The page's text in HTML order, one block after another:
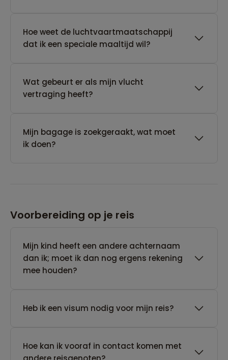
Hoe weet de luchtvaartmaatschappij
dat ik een speciale maaltijd wil?
Wat gebeurt er als mijn vlucht
vertraging heeft?
Mijn bagage is zoekgeraakt, wat moet
ik doen?
Voorbereiding op je reis
Mijn kind heeft een andere achternaam
dan ik; moet ik dan nog ergens rekening
mee houden?
Heb ik een visum nodig voor mijn reis?
Hoe kan ik vooraf in contact komen met